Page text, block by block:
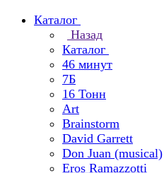
Каталог
Назад
Каталог
46 минут
7Б
16 Тонн
Art
Brainstorm
David Garrett
Don Juan (musical)
Eros Ramazzotti